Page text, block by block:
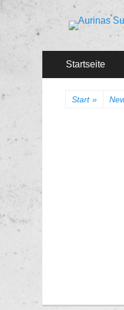
Oberflächen
Primäres
Menü
Startseite
Start »